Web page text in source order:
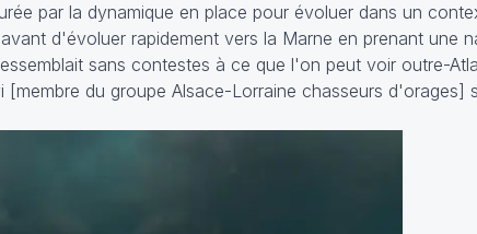
par la dynamique en place pour évoluer dans un
d'évoluer rapidement vers la Marne en prenant une
sans contestes à ce que l'on peut voir outre-
du groupe Alsace-Lorraine chasseurs d'orages]